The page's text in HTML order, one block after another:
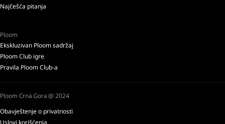
Najčešća pitanja
Ploom
Ekskluzivan Ploom sadržaj
Ploom Club igre
Pravila Ploom Club-a
Ploom Crna Gora @ 2024
Obavještenje o privatnosti
Uslovi korišćenja